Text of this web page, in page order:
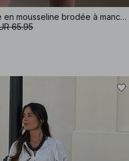
Robe courte en mousseline brodée à manches longues
65.95